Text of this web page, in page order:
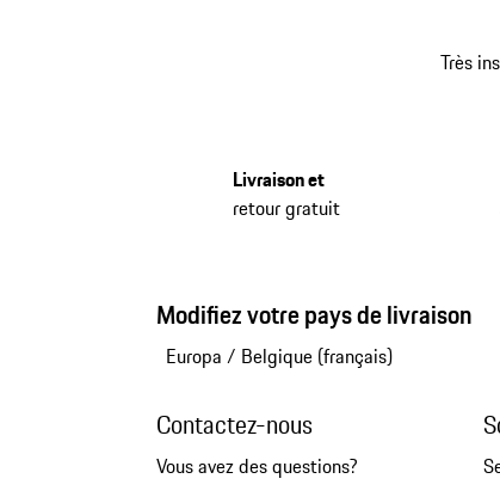
Très
Livraison et
retour gratuit
Modifiez votre pays de livraison
Europa / Belgique (français)
Contactez-nous
Vous avez des questions?